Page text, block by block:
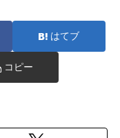
はてブ
コピー